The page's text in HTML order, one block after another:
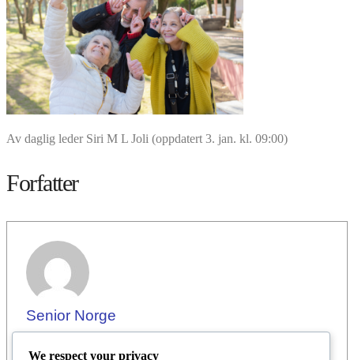
Av daglig leder Siri M L Joli (oppdatert 3. jan. kl. 09:00)
Forfatter
Senior Norge
We respect your privacy